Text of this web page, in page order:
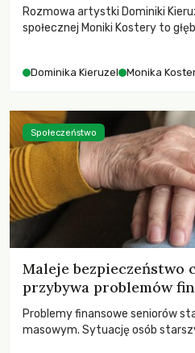
Rozmowa artystki Dominiki
społecznej Moniki Kostery to
Dominika Kieruzel Monika
Maleje bezpieczeństwo
przybywa problemów
Problemy finansowe seniorów
masowym. Sytuację osób
Społeczeństwo